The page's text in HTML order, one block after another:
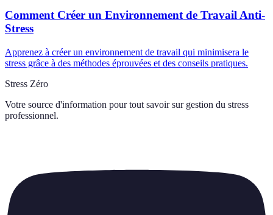
Comment Créer un Environnement de Travail Anti-
Stress
Apprenez à créer un environnement de travail qui minimisera le
stress grâce à des méthodes éprouvées et des conseils pratiques.
Stress Zéro
Votre source d'information pour tout savoir sur gestion du stress
professionnel.